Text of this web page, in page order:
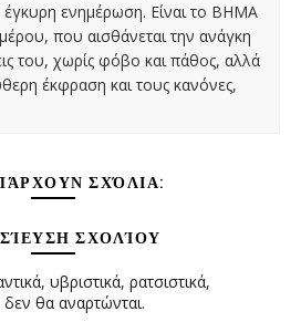
έγκυρη ενημέρωση. Είναι το ΒΗΜΑ
που αισθάνεται την ανάγκη
του, χωρίς φόβο και πάθος, αλλά
έκφραση και τους κανόνες,
ΣΧΌΛΙΑ:
ΣΧΟΛΊΟΥ
υβριστικά, ρατσιστικά,
δεν θα αναρτώνται.